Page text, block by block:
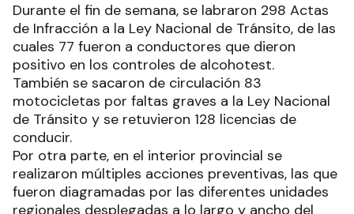
Durante el fin de semana, se labraron 298 Actas
de Infracción a la Ley Nacional de Tránsito, de las
cuales 77 fueron a conductores que dieron
positivo en los controles de alcohotest.
También se sacaron de circulación 83
motocicletas por faltas graves a la Ley Nacional
de Tránsito y se retuvieron 128 licencias de
conducir.
Por otra parte, en el interior provincial se
realizaron múltiples acciones preventivas, las que
fueron diagramadas por las diferentes unidades